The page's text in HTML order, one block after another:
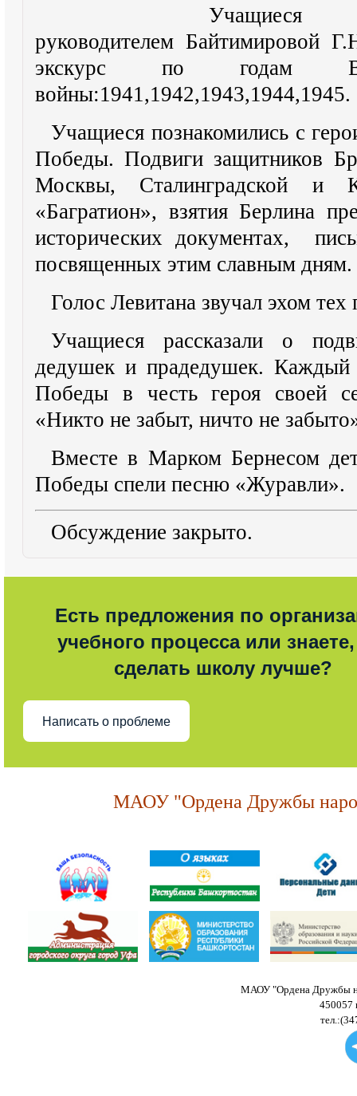
Учащиеся
руководителем Байтимировой
экскурс по годам
войны:1941,1942,1943,1944,1945.
Учащиеся познакомились с
Победы. Подвиги защитников
Москвы, Сталинградской и
«Багратион», взятия Берлина
историческихдокументах,
посвященных этим славным дням.
Голос Левитана звучал эхом
Учащиеся рассказали о
дедушек и прадедушек. Каждый
Победы в честь героя своей
«Никто не забыт, ничто не
Вместе в Марком Бернесом
Победы спели песню «Журавли».
Обсуждение закрыто.
Есть предложения по
учебного процесса или знаете,
сделать школу лучше?
Написать о проблеме
МАОУ "Ордена Дружбы
МАОУ "Ордена Дружбы
450057